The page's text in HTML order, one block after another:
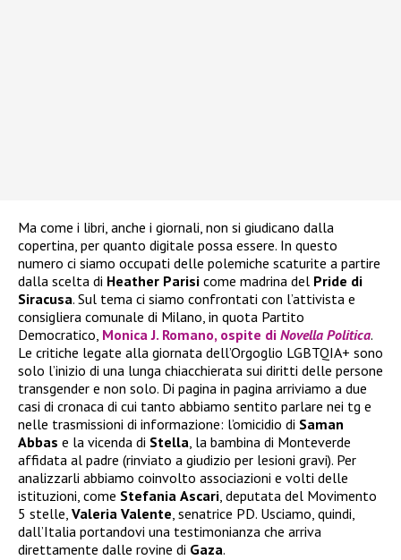
Ma come i libri, anche i giornali, non si giudicano dalla
copertina, per quanto digitale possa essere. In questo
numero ci siamo occupati delle polemiche scaturite a partire
dalla scelta di Heather Parisi come madrina del Pride di
Siracusa. Sul tema ci siamo confrontati con l’attivista e
consigliera comunale di Milano, in quota Partito
Democratico, Monica J. Romano, ospite di Novella Politica.
Le critiche legate alla giornata dell’Orgoglio LGBTQIA+ sono
solo l’inizio di una lunga chiacchierata sui diritti delle persone
transgender e non solo. Di pagina in pagina arriviamo a due
casi di cronaca di cui tanto abbiamo sentito parlare nei tg e
nelle trasmissioni di informazione: l’omicidio di Saman
Abbas e la vicenda di Stella, la bambina di Monteverde
affidata al padre (rinviato a giudizio per lesioni gravi). Per
analizzarli abbiamo coinvolto associazioni e volti delle
istituzioni, come Stefania Ascari, deputata del Movimento
5 stelle, Valeria Valente, senatrice PD. Usciamo, quindi,
dall’Italia portandovi una testimonianza che arriva
direttamente dalle rovine di Gaza.